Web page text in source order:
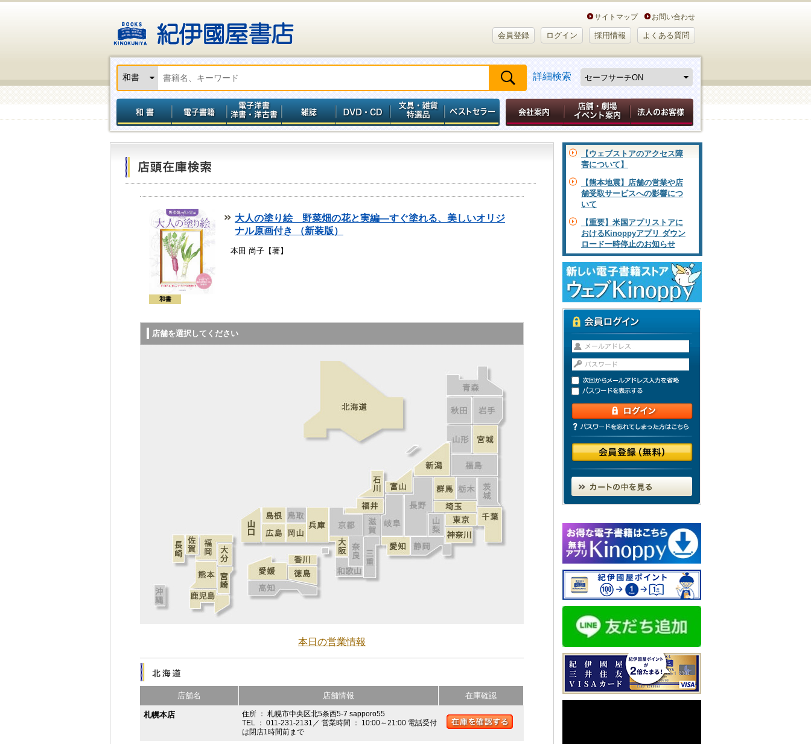
サイトマップ お問い合わせ
会員登録 ログイン 採用情報 よくある質問
詳細検索
和書
大人の塗り絵 野菜畑の花と実編―すぐ塗れる、美しいオリジ
ナル原画付き （新装版）
本田 尚子【著】
店舗を選択してください
本日の営業情報
店舗名 店舗情報 在庫確認
札幌本店
住所 ： 札幌市中央区北5条西5-7 sapporo55
TEL ： 011-231-2131／ 営業時間 ： 10:00～21:00 電話受付
は閉店1時間前まで
【ウェブストアのアクセス障
害について】
【熊本地震】店舗の営業や店
舗受取サービスへの影響につ
いて
【重要】米国アプリストアに
おけるKinoppyアプリ ダウン
ロード一時停止のお知らせ